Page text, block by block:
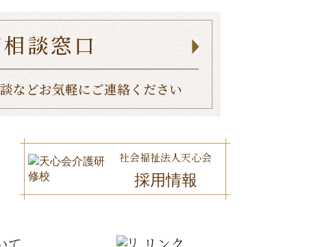
相談窓口
などお気軽にご連絡ください
社会福祉法人天心会
採用情報